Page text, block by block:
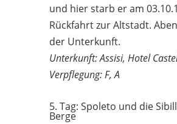
und hier starb er am
Rückfahrt zur Altstadt.
der Unterkunft.
Unterkunft: Assisi, Hotel
Verpflegung: F, A
5. Tag: Spoleto und die
Berge